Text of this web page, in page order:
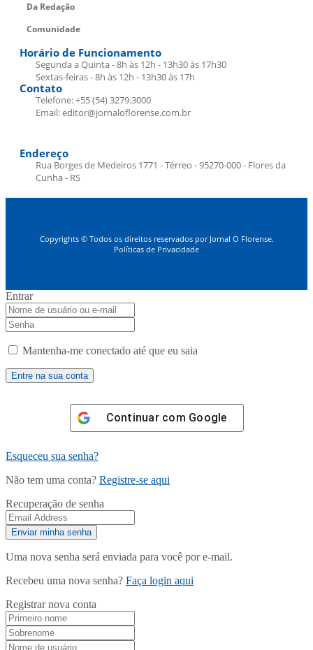
Da Redação
Comunidade
Horário de Funcionamento
Segunda a Quinta - 8h às 12h - 13h30 às 17h30
Sextas-feiras - 8h às 12h - 13h30 às 17h
Contato
Telefone: +55 (54) 3279.3000
Email: editor@jornaloflorense.com.br
Endereço
Rua Borges de Medeiros 1771 - Térreo - 95270-000 - Flores da
Cunha - RS
Copyrights © Todos os direitos reservados por Jornal O Florense.
Políticas de Privacidade
Entrar
Mantenha-me conectado até que eu saia
Continuar com Google
Esqueceu sua senha?
Não tem uma conta? Registre-se aqui
Recuperação de senha
Uma nova senha será enviada para você por e-mail.
Recebeu uma nova senha? Faça login aqui
Registrar nova conta